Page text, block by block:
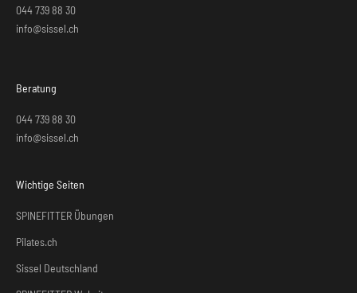
044 739 88 30
info@sissel.ch
Beratung
044 739 88 30
info@sissel.ch
Wichtige Seiten
SPINEFITTER Übungen
Pilates.ch
Sissel Deutschland